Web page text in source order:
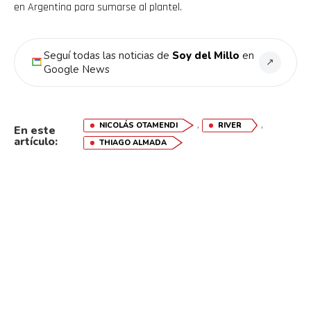
en Argentina para sumarse al plantel.
Seguí todas las noticias de Soy del Millo en
Google News
↗
En este
artículo:
NICOLÁS OTAMENDI , RIVER ,
THIAGO ALMADA